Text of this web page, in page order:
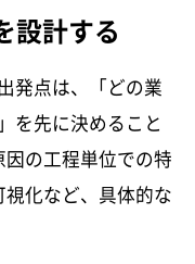
設計する
発点は、「どの業
を先に決めること
の工程単位での特
化など、具体的な